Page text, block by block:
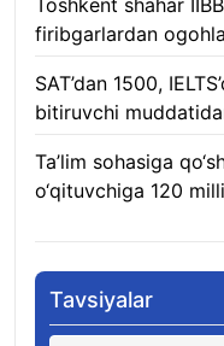
Toshkent shahar
firibgarlardan
SAT’dan 1500,
bitiruvchi
Ta’lim sohasiga
o‘qituvchiga 120
Tavsiyalar